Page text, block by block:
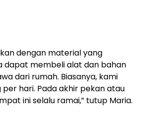
dengan material yang
dapat membeli alat dan bahan
dari rumah. Biasanya, kami
hari. Pada akhir pekan atau
ini selalu ramai,” tutup Maria.